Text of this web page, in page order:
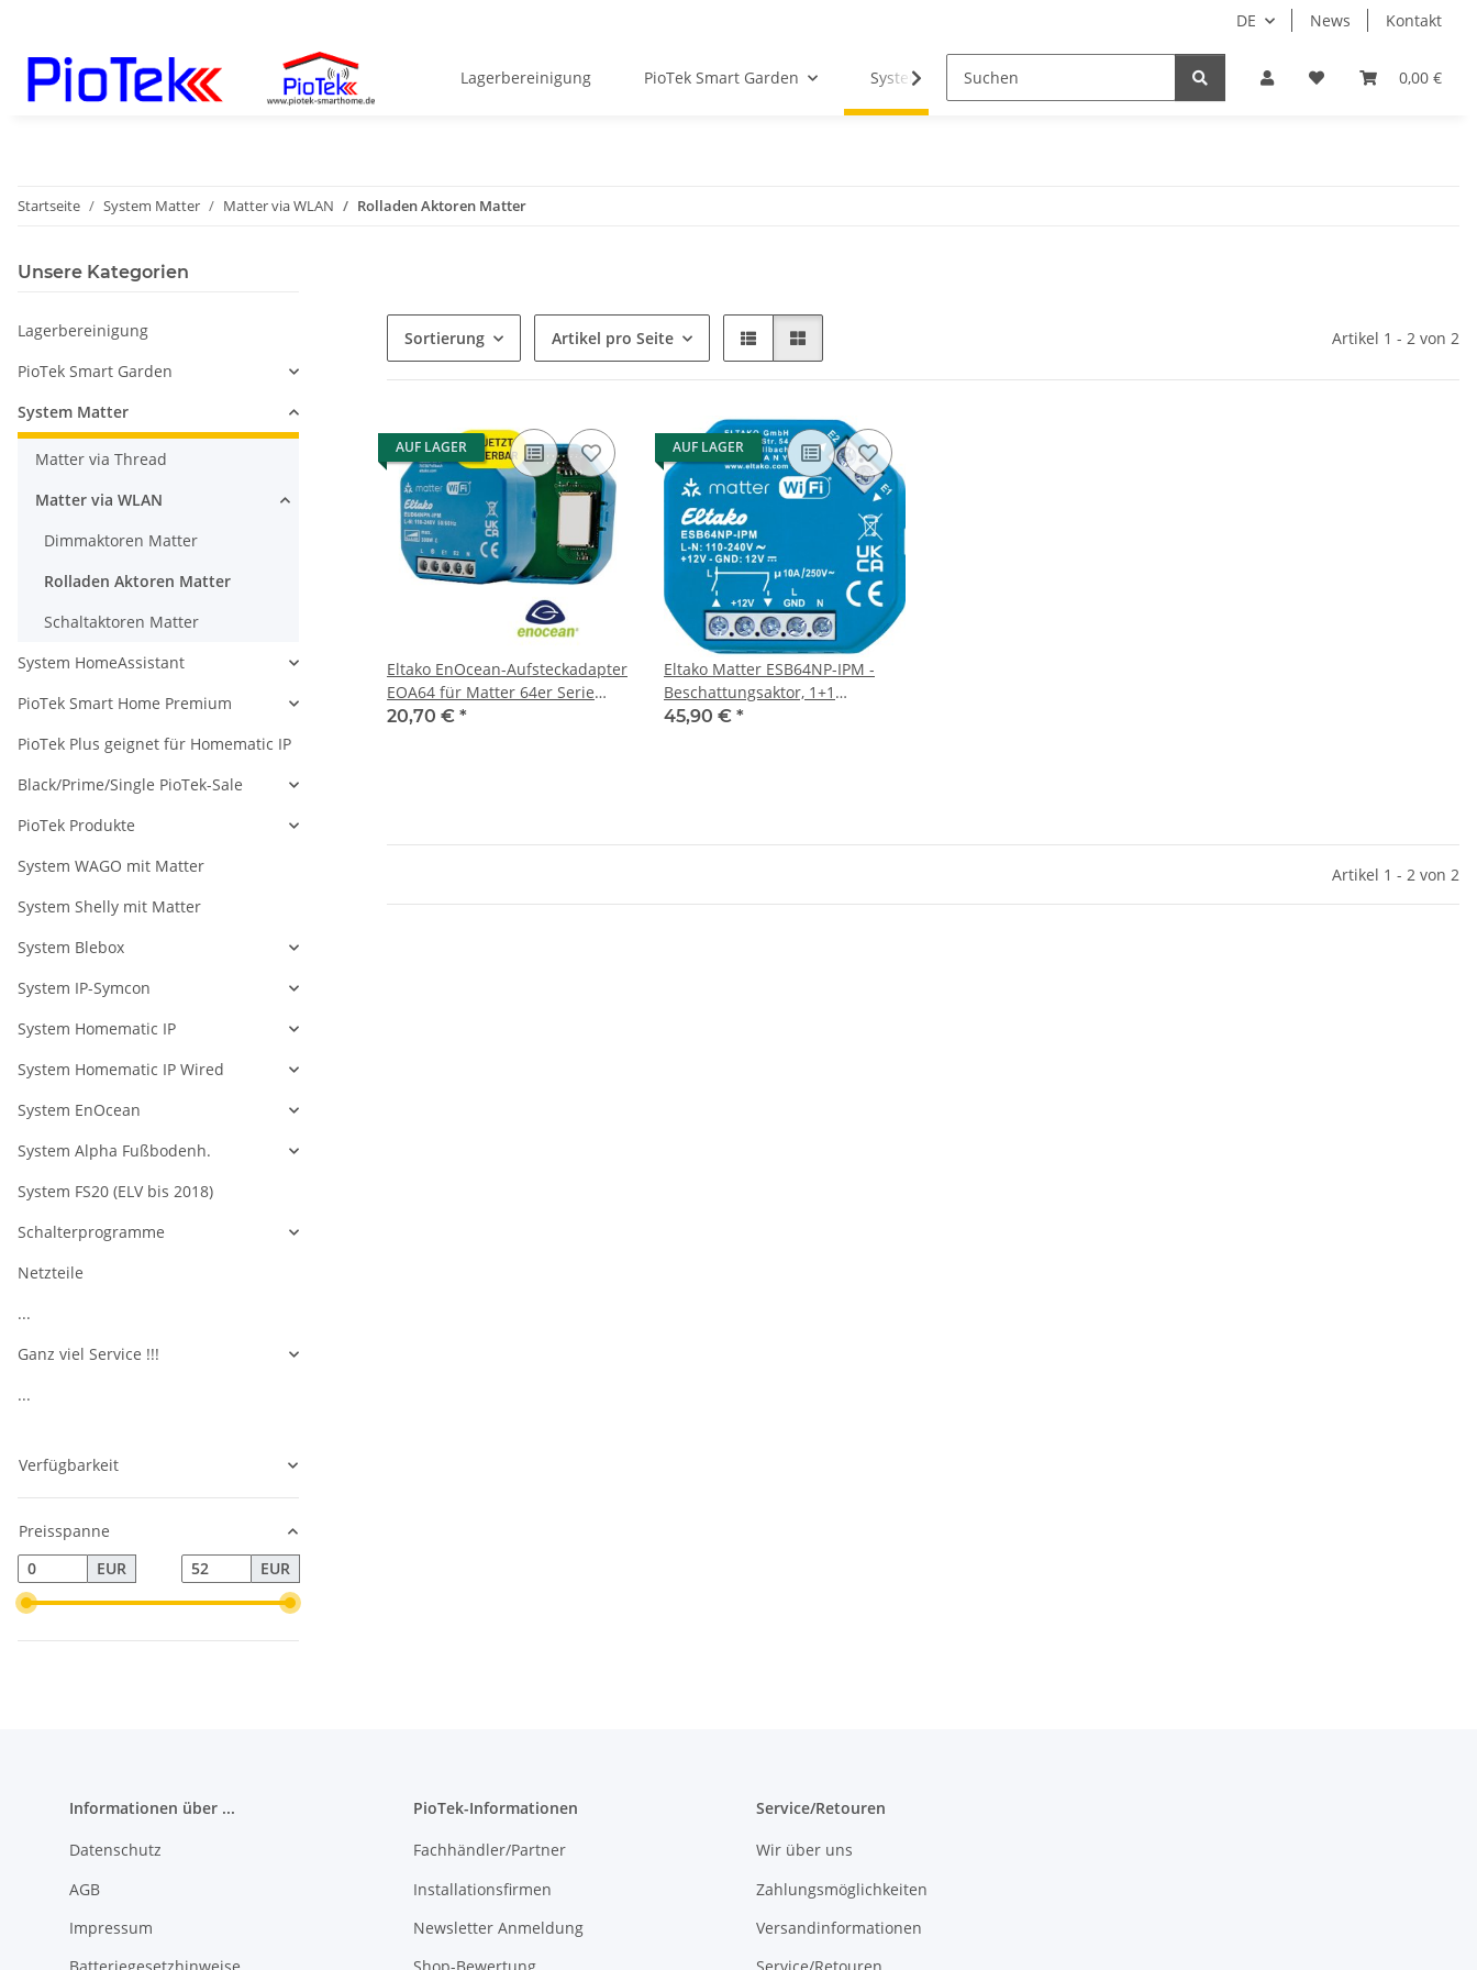
DE News Kontakt
0,00 €
Lagerbereinigung PioTek Smart Garden System Matter System HomeAssistant PioTek Smart Home
Startseite System Matter Matter via WLAN Rolladen Aktoren Matter
Sortierung Artikel pro Seite Artikel 1 - 2 von 2
AUF LAGER
Eltako EnOcean-Aufsteckadapter
EOA64 für Matter 64er Serie
(BR64IPM)
20,70 € *
AUF LAGER
Eltako Matter ESB64NP-IPM -
Beschattungsaktor, 1+1
Schließer 10A, Matter über Wi-Fi,
45,90 € *
Artikel 1 - 2 von 2
Unsere Kategorien
Lagerbereinigung
PioTek Smart Garden
System Matter
Matter via Thread
Matter via WLAN
Dimmaktoren Matter
Rolladen Aktoren Matter
Schaltaktoren Matter
System HomeAssistant
PioTek Smart Home Premium
PioTek Plus geignet für Homematic IP
Black/Prime/Single PioTek-Sale
PioTek Produkte
System WAGO mit Matter
System Shelly mit Matter
System Blebox
System IP-Symcon
System Homematic IP
System Homematic IP Wired
System EnOcean
System Alpha Fußbodenh.
System FS20 (ELV bis 2018)
Schalterprogramme
Netzteile
...
Ganz viel Service !!!
...
Verfügbarkeit
Preisspanne
EUR
EUR
Informationen über ...
Datenschutz
AGB
Impressum
PioTek-Informationen
Fachhändler/Partner
Installationsfirmen
Newsletter Anmeldung
Service/Retouren
Wir über uns
Zahlungsmöglichkeiten
Versandinformationen